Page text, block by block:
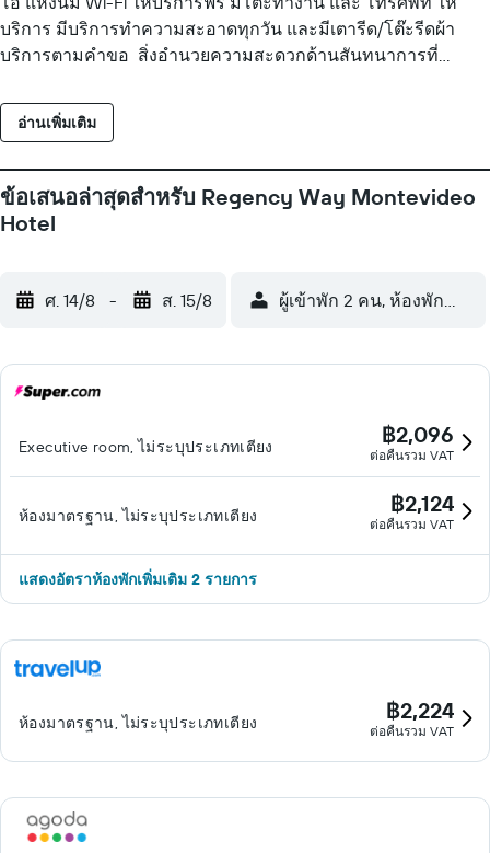
บริการ มีบริการทำความสะอาดทุกวัน และมีเตารีด/โต๊ะรีดผ้า
บริการตามคำขอ สิ่งอำนวยความสะดวกด้านสันทนาการที่
กว่า 12 ปี ใช้บริการสระว่ายน้ำโดยไม่มีผู้ดูแล กิจกรรมนันทนาการ
ที่ระบุด้านล่างนี้มีให้บริการภายในบริเวณโรงแรมหรือในบริเวณ
อ่านเพิ่มเติม
ข้อเสนอล่าสุดสำหรับ Regency Way Montevideo
Hotel
ศ. 14/8 - ส. 15/8 ผู้เข้าพัก 2 คน, ห้องพัก 1 ห้อง
Executive room, ไม่ระบุประเภทเตียง ฿2,096
ต่อคืนรวม VAT
ห้องมาตรฐาน, ไม่ระบุประเภทเตียง ฿2,124
ต่อคืนรวม VAT
แสดงอัตราห้องพักเพิ่มเติม 2 รายการ
ห้องมาตรฐาน, ไม่ระบุประเภทเตียง ฿2,224
ต่อคืนรวม VAT